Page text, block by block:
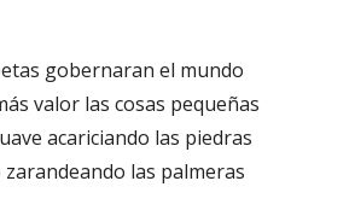
gobernaran el mundo
valor las cosas pequeñas
acariciando las piedras
las palmeras